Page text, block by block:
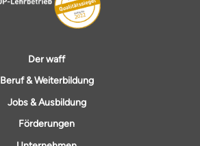
Der waff
Beruf & Weiterbildung
Jobs & Ausbildung
Förderungen